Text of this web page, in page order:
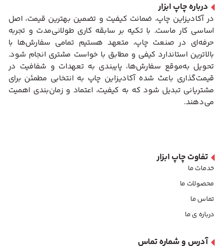
درباره چاپ ابزار
در آکادیزاین چاپ، ضمانت کیفیت و تضمین بهترین قیمت، اصل
اساسی کار ماست. با تکیه بر سابقه کاری طولانی‌مدت و تجربه
حرفه‌ای در صنعت چاپ، متعهد هستیم تمامی سفارش‌ها با
بالاترین استاندارد کیفی و مطابق با خواست مشتری انجام شود.
تحویل به‌موقع سفارش‌ها، پایبندی به تعهدات و شفافیت در
قیمت‌گذاری باعث شده آکادیزاین چاپ به انتخابی مطمئن برای
مشتریانی تبدیل شود که به کیفیت، اعتماد و زمان‌بندی اهمیت
می‌دهند.
تفاوت چاپ ابزار
خدمات ما
محصولات ما
تماس ما
درباره ی ما
آدرس و شماره تماس